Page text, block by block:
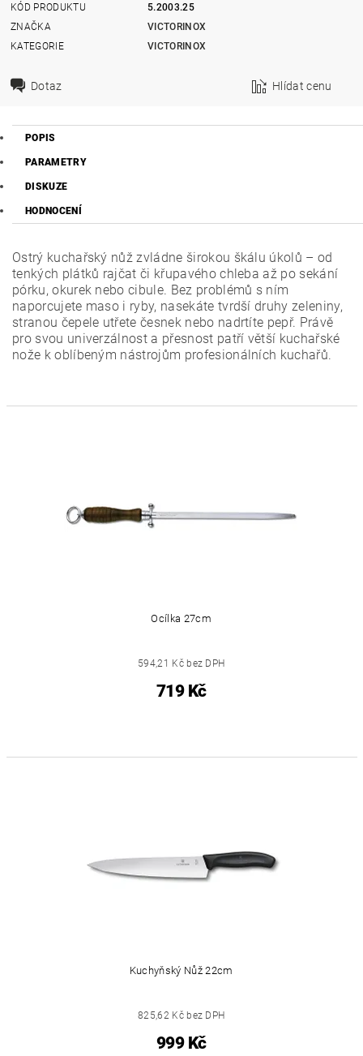
KÓD PRODUKTU
5.2003.25
ZNAČKA
VICTORINOX
KATEGORIE
VICTORINOX
Dotaz Hlídat cenu
POPIS
PARAMETRY
DISKUZE
HODNOCENÍ
Ostrý kuchařský nůž zvládne širokou škálu úkolů – od
tenkých plátků rajčat či křupavého chleba až po sekání
pórku, okurek nebo cibule. Bez problémů s ním
naporcujete maso i ryby, nasekáte tvrdší druhy zeleniny,
stranou čepele utřete česnek nebo nadrtíte pepř. Právě
pro svou univerzálnost a přesnost patří větší kuchařské
nože k oblíbeným nástrojům profesionálních kuchařů.
Ocílka 27cm
594,21 Kč bez DPH
719 Kč
Kuchyňský Nůž 22cm
825,62 Kč bez DPH
999 Kč